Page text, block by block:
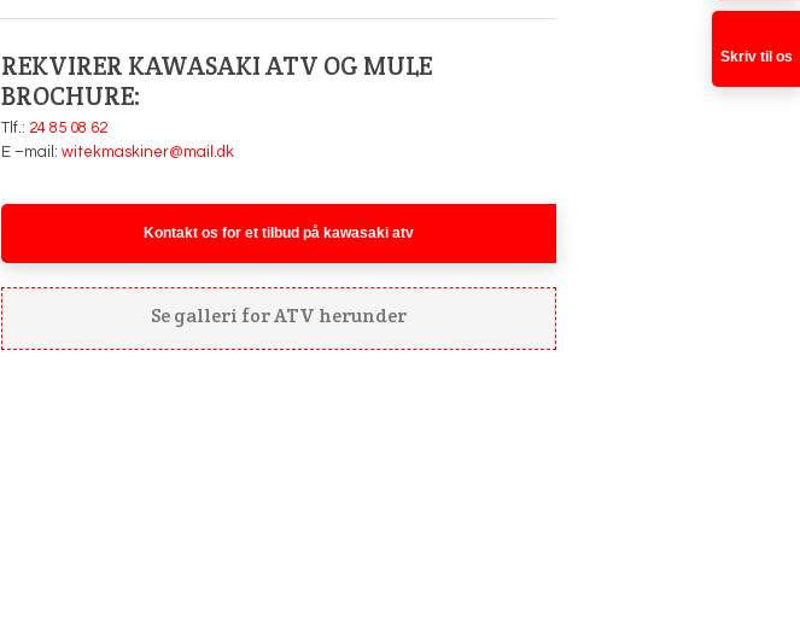
REKVIRER KAWASAKI ATV OG MULE
BROCHURE:
Tlf.: 24 85 08 62
E –mail: witekmaskiner@mail.dk
Kontakt os for et tilbud på kawasaki atv​
​Se galleri for ATV herunder
Skriv til os